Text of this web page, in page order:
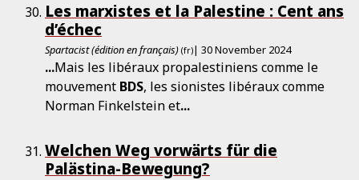
Les marxistes et la Palestine : Cent ans
d’échec
Spartacist (édition en français) (fr)| 30 November 2024
...Mais les libéraux propalestiniens comme le
mouvement BDS, les sionistes libéraux comme
Norman Finkelstein et...
Welchen Weg vorwärts für die
Palästina-Bewegung?